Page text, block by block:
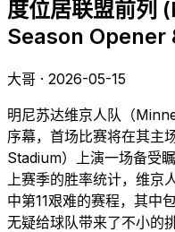
度位居联盟前列
Season
大哥 · 2026-05-15
明尼苏达维京人队（
序幕，首场比赛将在其主
Stadium）上演一场备受
上赛季的胜率统计，维京
中第11艰难的赛程，其中
无疑给球队带来了不小的